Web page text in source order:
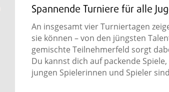
Spannende Turniere für alle
An insgesamt vier Turniertagen
sie können – von den jüngsten
gemischte Teilnehmerfeld sorgt
Du kannst dich auf packende
jungen Spielerinnen und Spieler